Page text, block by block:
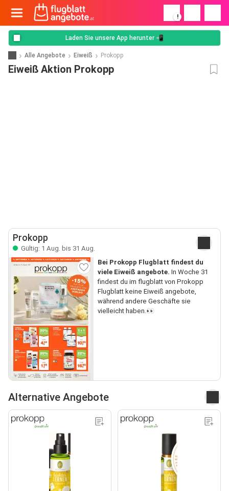
!
Laden Sie unsere App herunter 📲
Alle Angebote Eiweiß Prokopp
Eiweiß Aktion Prokopp
Prokopp
Gültig: 1 Aug. bis 31 Aug.
Bei Prokopp Flugblatt findest du
viele Eiweiß angebote. In Woche 31
findest du im flugblatt von Prokopp
Flugblatt keine Eiweiß angebote,
während andere Geschäfte sie
vielleicht haben.👀
Alternative Angebote